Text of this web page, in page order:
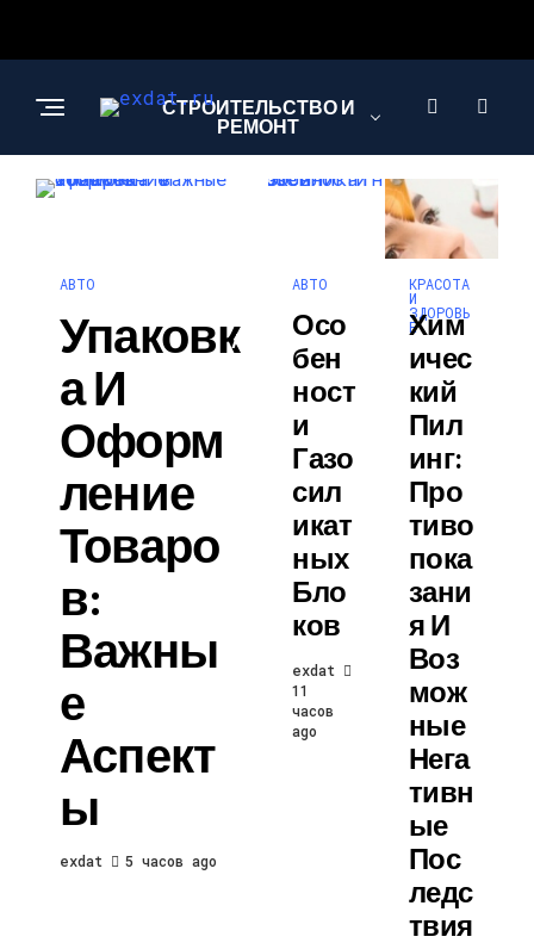
СТРОИТЕЛЬСТВО И
РЕМОНТ
АВТО
АВТО
Упаковк
А И
Оформ
Ление
Товаро
В:
Важны
Е
Аспект
Ы
exdat 5 часов ago
АВТО
Осо
Бен
Ност
И
Газо
Сил
Икат
Ных
Бло
Ков
exdat
11
часов
ago
КРАСОТА
И
ЗДОРОВЬ
Е
Хим
Ичес
Кий
Пил
Инг:
Про
Тиво
Пока
Зани
Я И
Воз
Мож
Ные
Нега
Тивн
Ые
Пос
Ледс
Твия